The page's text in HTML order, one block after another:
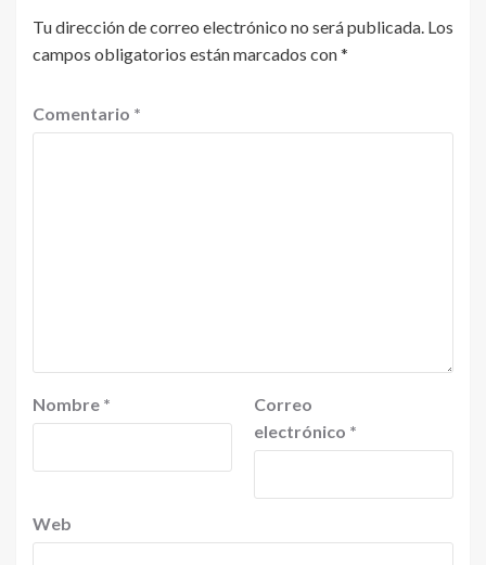
Tu dirección de correo electrónico no será publicada. Los
campos obligatorios están marcados con*
Comentario *
Nombre *
Correo
electrónico *
Web